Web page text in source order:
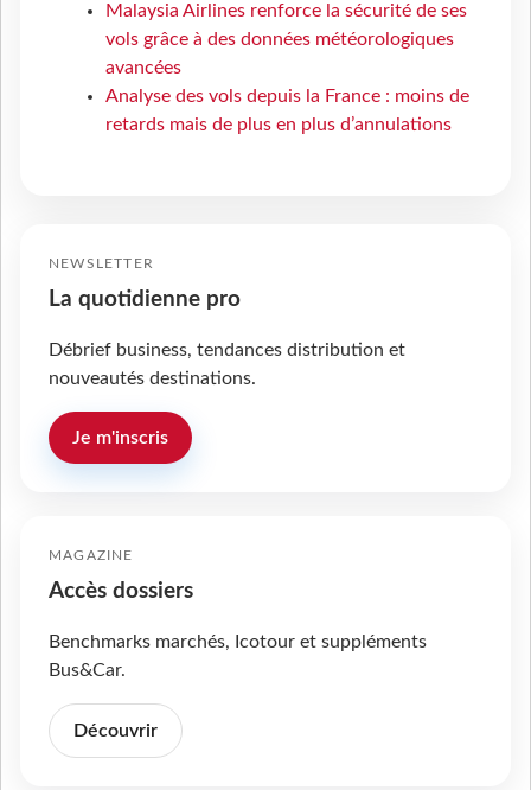
Malaysia Airlines renforce la sécurité de ses
vols grâce à des données météorologiques
avancées
Analyse des vols depuis la France : moins de
retards mais de plus en plus d’annulations
NEWSLETTER
La quotidienne pro
Débrief business, tendances distribution et
nouveautés destinations.
Je m'inscris
MAGAZINE
Accès dossiers
Benchmarks marchés, Icotour et suppléments
Bus&Car.
Découvrir